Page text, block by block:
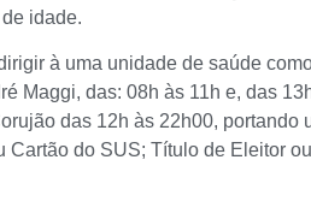
idade.
à uma unidade de saúde
Maggi, das: 08h às 11h e, das
das 12h às 22h00, portando
Cartão do SUS; Título de Eleitor ou